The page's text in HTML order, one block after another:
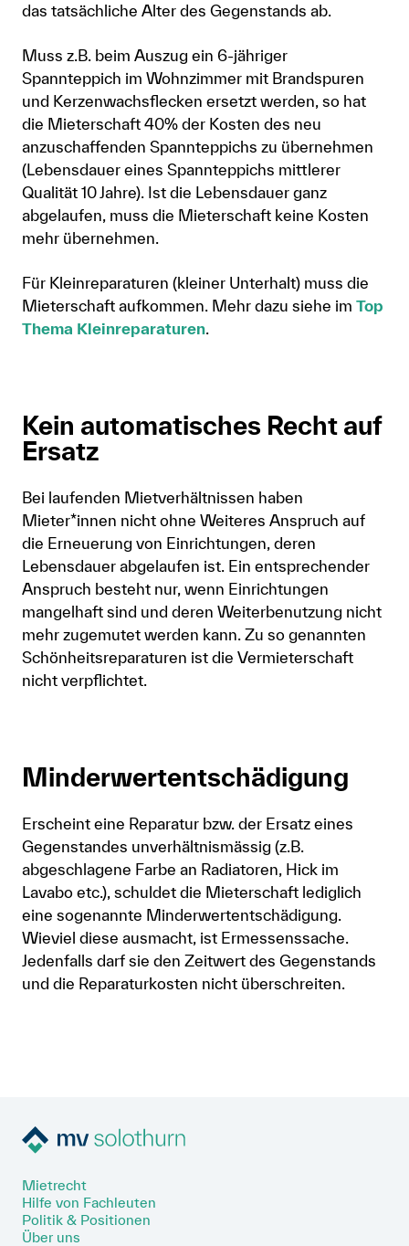
das tatsächliche Alter des Gegenstands ab.
Muss z.B. beim Auszug ein 6-jähriger
Spannteppich im Wohnzimmer mit Brandspuren
und Kerzenwachsflecken ersetzt werden, so hat
die Mieterschaft 40% der Kosten des neu
anzuschaffenden Spannteppichs zu übernehmen
(Lebensdauer eines Spannteppichs mittlerer
Qualität 10 Jahre). Ist die Lebensdauer ganz
abgelaufen, muss die Mieterschaft keine Kosten
mehr übernehmen.
Für Kleinreparaturen (kleiner Unterhalt) muss die
Mieterschaft aufkommen. Mehr dazu siehe im Top
Thema Kleinreparaturen.
Kein automatisches Recht auf
Ersatz
Bei laufenden Mietverhältnissen haben
Mieter*innen nicht ohne Weiteres Anspruch auf
die Erneuerung von Einrichtungen, deren
Lebensdauer abgelaufen ist. Ein entsprechender
Anspruch besteht nur, wenn Einrichtungen
mangelhaft sind und deren Weiterbenutzung nicht
mehr zugemutet werden kann. Zu so genannten
Schönheitsreparaturen ist die Vermieterschaft
nicht verpflichtet.
Minderwertentschädigung
Erscheint eine Reparatur bzw. der Ersatz eines
Gegenstandes unverhältnismässig (z.B.
abgeschlagene Farbe an Radiatoren, Hick im
Lavabo etc.), schuldet die Mieterschaft lediglich
eine sogenannte Minderwertentschädigung.
Wieviel diese ausmacht, ist Ermessenssache.
Jedenfalls darf sie den Zeitwert des Gegenstands
und die Reparaturkosten nicht überschreiten.
Mietrecht
Hilfe von Fachleuten
Politik & Positionen
Über uns